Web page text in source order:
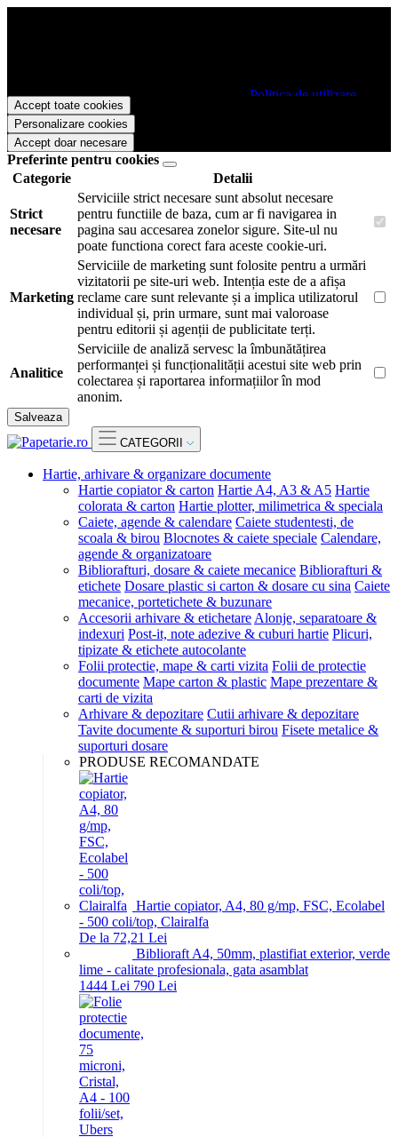
Papetarie.ro este necesar sa fiti de acord cu Politica de utilizare
cookie-uri.
Accept toate cookies
Personalizare cookies
Accept doar necesare
Preferinte pentru cookies
Categorie
Detalii
Strict
necesare
Serviciile strict necesare sunt absolut necesare
pentru functiile de baza, cum ar fi navigarea in
pagina sau accesarea zonelor sigure. Site-ul nu
poate functiona corect fara aceste cookie-uri.
Marketing
Serviciile de marketing sunt folosite pentru a urmări
vizitatorii pe site-uri web. Intenția este de a afișa
reclame care sunt relevante și a implica utilizatorul
individual și, prin urmare, sunt mai valoroase
pentru editorii și agenții de publicitate terți.
Analitice
Serviciile de analiză servesc la îmbunătățirea
performanței și funcționalității acestui site web prin
colectarea și raportarea informațiilor în mod
anonim.
Salveaza
CATEGORII
Hartie, arhivare & organizare documente
Hartie copiator & carton Hartie A4, A3 & A5 Hartie
colorata & carton Hartie plotter, milimetrica & speciala
Caiete, agende & calendare Caiete studentesti, de
scoala & birou Blocnotes & caiete speciale Calendare,
agende & organizatoare
Bibliorafturi, dosare & caiete mecanice Bibliorafturi &
etichete Dosare plastic si carton & dosare cu sina Caiete
mecanice, portetichete & buzunare
Accesorii arhivare & etichetare Alonje, separatoare &
indexuri Post-it, note adezive & cuburi hartie Plicuri,
tipizate & etichete autocolante
Folii protectie, mape & carti vizita Folii de protectie
documente Mape carton & plastic Mape prezentare &
carti de vizita
Arhivare & depozitare Cutii arhivare & depozitare
Tavite documente & suporturi birou Fisete metalice &
suporturi dosare
PRODUSE RECOMANDATE
Hartie copiator, A4, 80 g/mp, FSC, Ecolabel
- 500 coli/top, Clairalfa
De la 72,21 Lei
Biblioraft A4, 50mm, plastifiat exterior, verde
lime - calitate profesionala, gata asamblat
1444 Lei 790 Lei